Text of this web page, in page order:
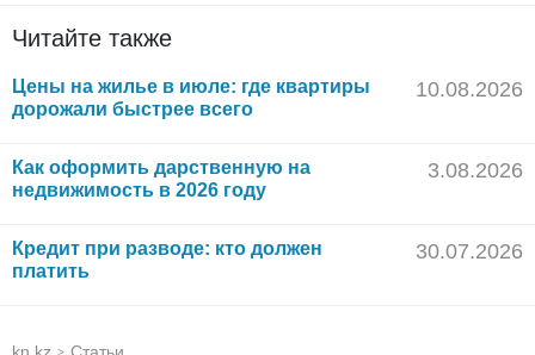
Читайте также
Цены на жилье в июле: где квартиры
дорожали быстрее всего
10.08.2026
Как оформить дарственную на
недвижимость в 2026 году
3.08.2026
Кредит при разводе: кто должен
платить
30.07.2026
>